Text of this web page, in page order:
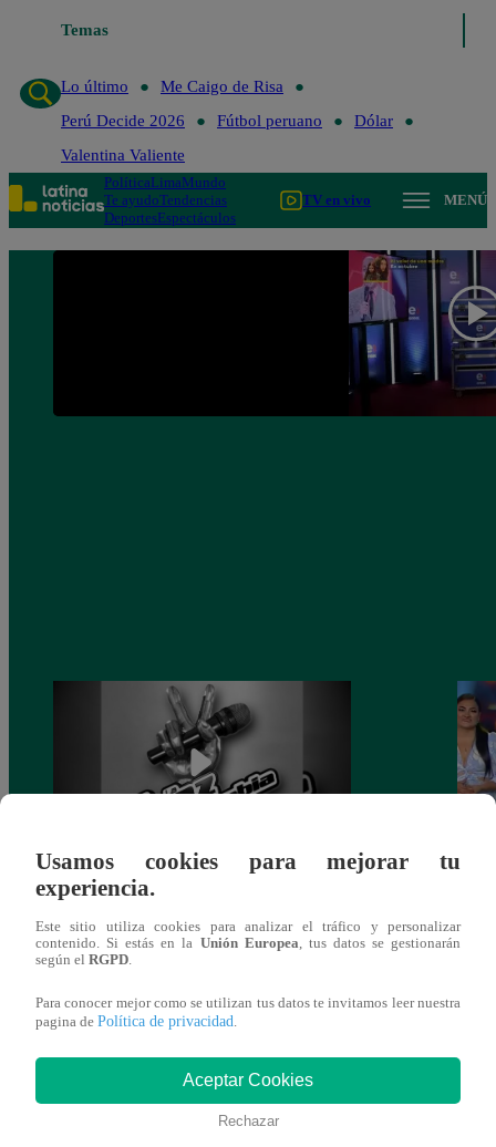
Temas
Lo último
Me Caigo de Risa
Perú Decide 2026
Fútbol peruano
Dólar
Valentina Valiente
PolíticaLimaMundo
Te ayudoTendencias
DeportesEspectáculos
TV en vivo MENÚ
Muere exparticipante de La Voz Colombia
También te puede
interesar
Usamos cookies para mejorar tu
experiencia.
Este sitio utiliza cookies para analizar el tráfico y personalizar
contenido. Si estás en la Unión Europea, tus datos se gestionarán
según el RGPD.
Para conocer mejor como se utilizan tus datos te invitamos leer nuestra
pagina de Política de privacidad.
Aceptar Cookies
Rechazar